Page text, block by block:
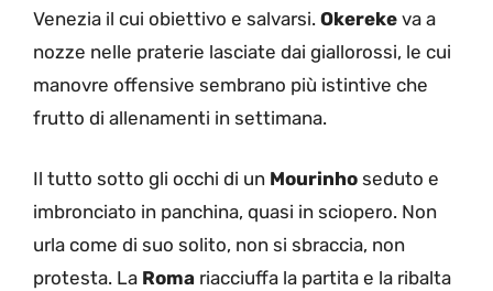
Venezia il cui obiettivo e salvarsi. Okereke va a
nozze nelle praterie lasciate dai giallorossi, le cui
manovre offensive sembrano più istintive che
frutto di allenamenti in settimana.
Il tutto sotto gli occhi di un Mourinho seduto e
imbronciato in panchina, quasi in sciopero. Non
urla come di suo solito, non si sbraccia, non
protesta. La Roma riacciuffa la partita e la ribalta